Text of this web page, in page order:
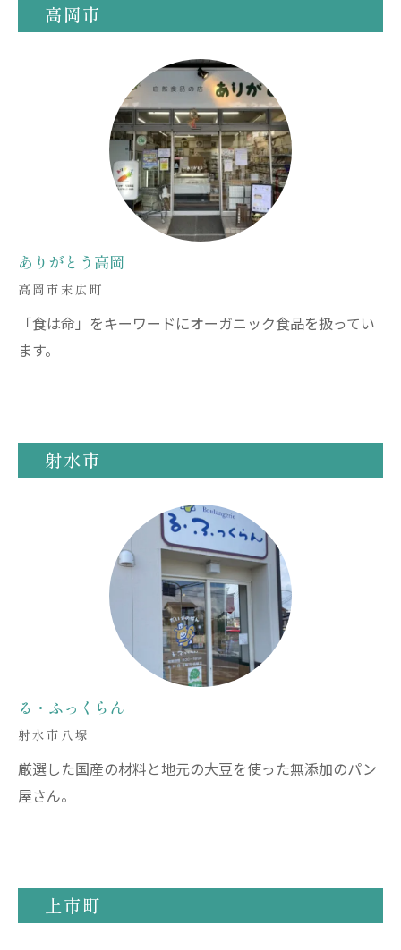
高岡市
ありがとう高岡
高岡市末広町
「食は命」をキーワードにオーガニック食品を扱ってい
ます。
射水市
る・ふっくらん
射水市八塚
厳選した国産の材料と地元の大豆を使った無添加のパン
屋さん。
上市町